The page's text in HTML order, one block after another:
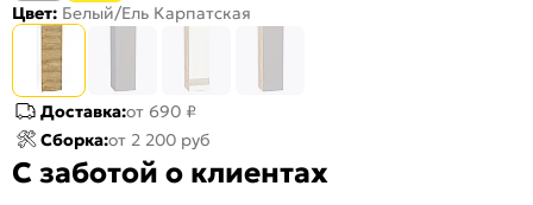
Цвет: Белый/Ель Карпатская
Доставка:от 690 ₽
Сборка:от 2 200 руб
С заботой о клиентах